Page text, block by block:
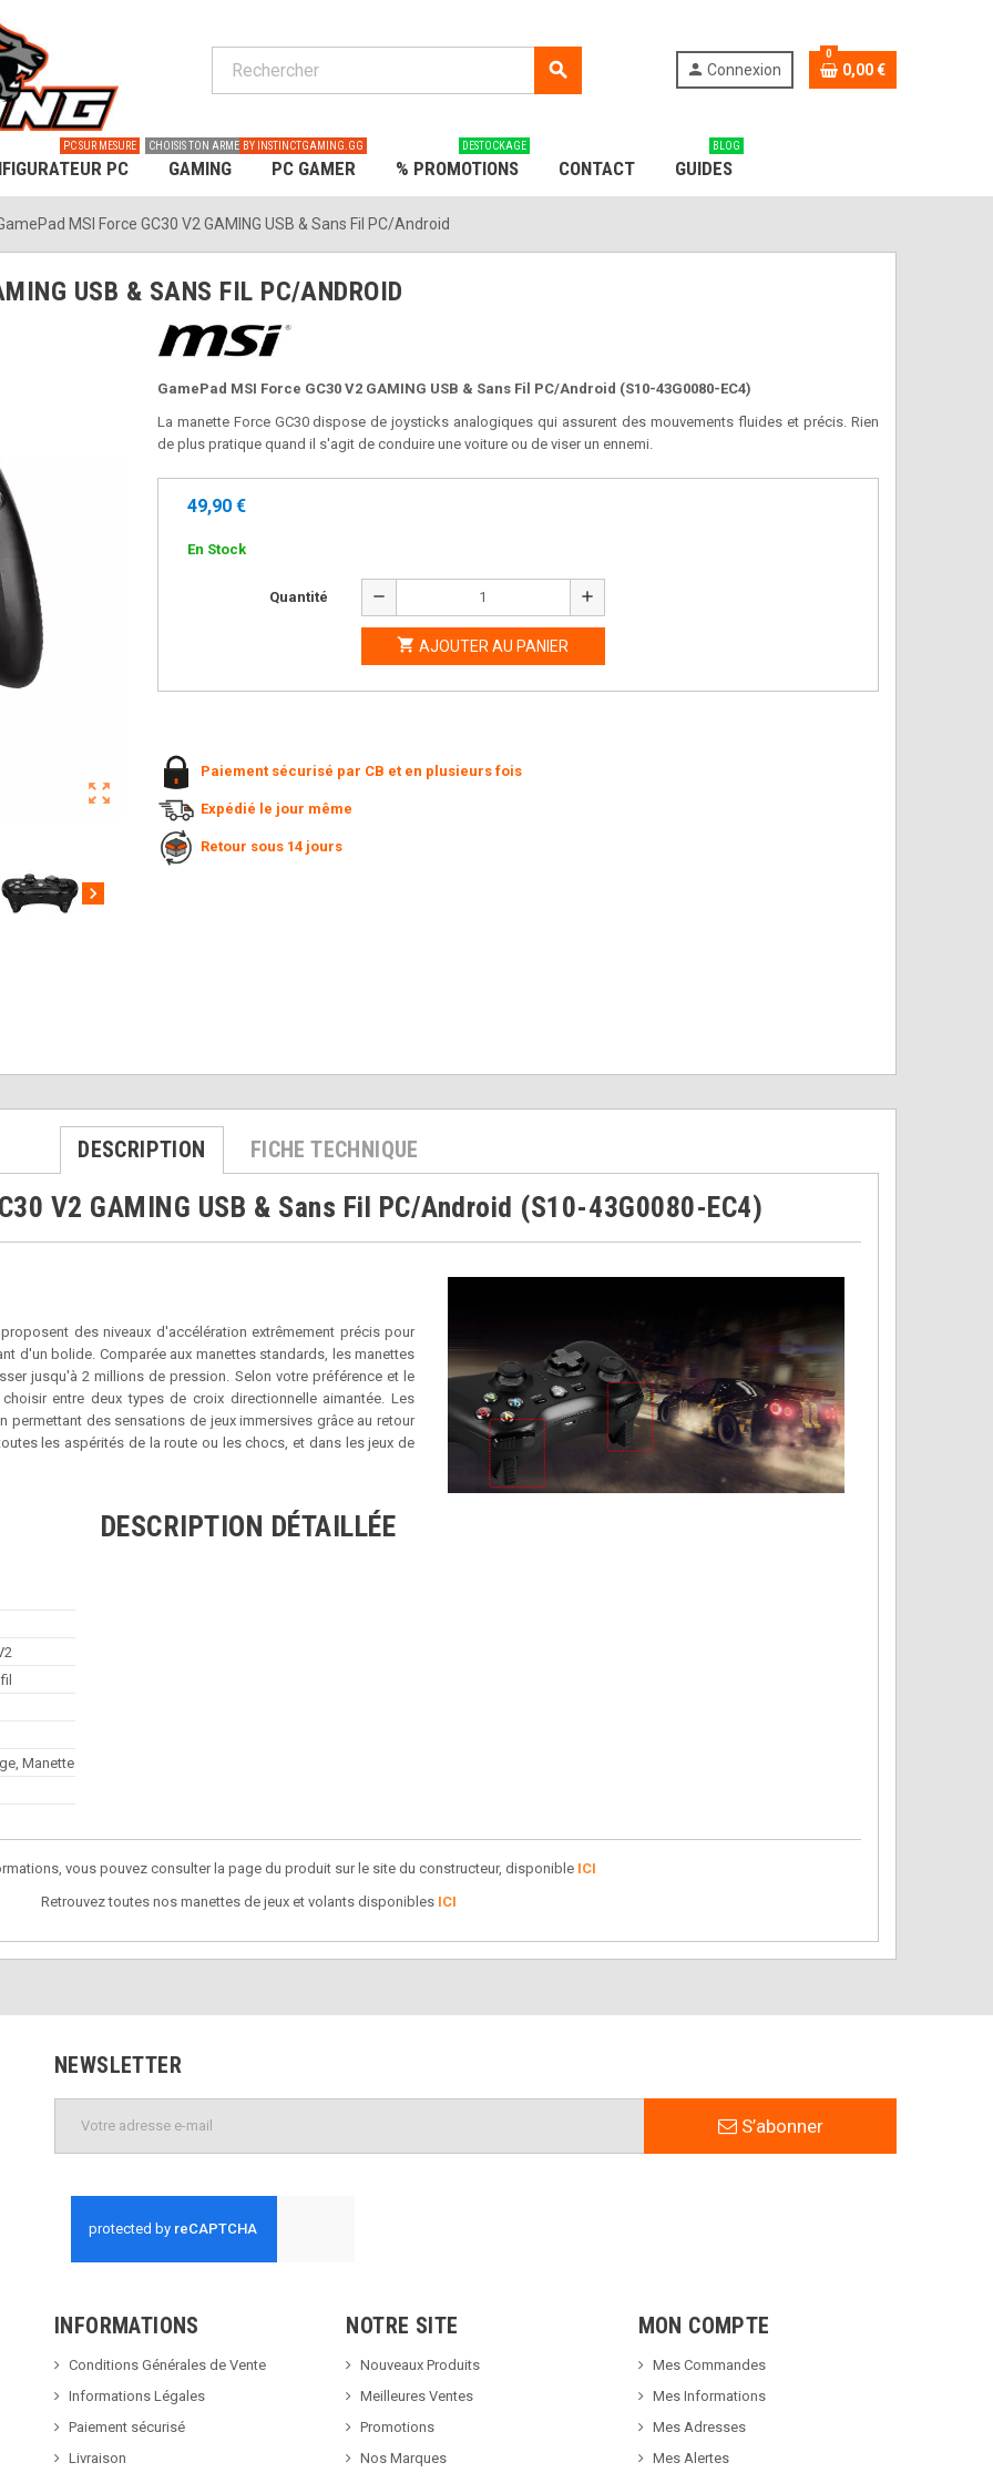
search person Connexion
0
0,00 €
PC
PC SUR MESURE
GAMING
CHOISIS TON ARME
PC GAMER
BY INSTINCTGAMING.GG
% PROMOTIONS
DESTOCKAGE
CONTACT GUIDES
BLOG
MSI Force GC30 V2 GAMING USB & Sans Fil PC/Android
USB & SANS FIL PC/ANDROID
zoom_out_map
chevron_right
GamePad MSI Force GC30 V2 GAMING USB & Sans Fil PC/Android (S10-43G0080-EC4)
La manette Force GC30 dispose de joysticks analogiques qui assurent des mouvements fluides et précis. Rien
de plus pratique quand il s'agit de conduire une voiture ou de viser un ennemi.
49,90 €
En Stock
Quantité remove add
 AJOUTER AU PANIER
Paiement sécurisé par CB et en plusieurs fois
Expédié le jour même
Retour sous 14 jours
DESCRIPTION FICHE TECHNIQUE
V2 GAMING USB & Sans Fil PC/Android (S10-43G0080-EC4)
des niveaux d'accélération extrêmement précis pour
d'un bolide. Comparée aux manettes standards, les manettes
jusqu'à 2 millions de pression. Selon votre préférence et le
entre deux types de croix directionnelle aimantée. Les
permettant des sensations de jeux immersives grâce au retour
les aspérités de la route ou les chocs, et dans les jeux de
DESCRIPTION DÉTAILLÉE
Manette
vous pouvez consulter la page du produit sur le site du constructeur, disponible ICI
Retrouvez toutes nos manettes de jeux et volants disponibles ICI
NEWSLETTER
S’abonner
INFORMATIONS
Conditions Générales de Vente
Informations Légales
Paiement sécurisé
Livraison
NOTRE SITE
Nouveaux Produits
Meilleures Ventes
Promotions
Nos Marques
MON COMPTE
Mes Commandes
Mes Informations
Mes Adresses
Mes Alertes